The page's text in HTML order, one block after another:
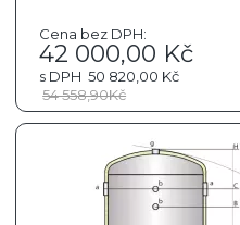
Cena bez DPH:
42 000,00 Kč
s DPH 50 820,00 Kč
54 558,90Kč